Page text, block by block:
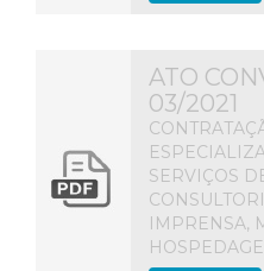
ATO
03/2021
SERVIÇOS
IMPRENSA,